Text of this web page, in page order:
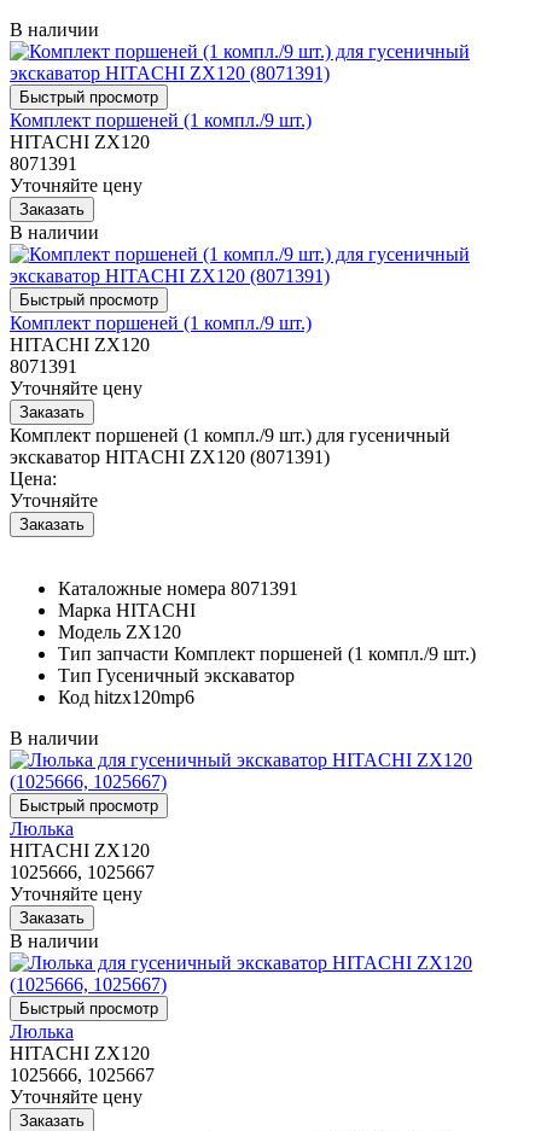
В наличии
Комплект поршеней (1 компл./9 шт.)
HITACHI ZX120
8071391
Уточняйте цену
В наличии
Комплект поршеней (1 компл./9 шт.)
HITACHI ZX120
8071391
Уточняйте цену
Комплект поршеней (1 компл./9 шт.) для гусеничный
экскаватор HITACHI ZX120 (8071391)
Цена:
Уточняйте
Каталожные номера 8071391
Марка HITACHI
Модель ZX120
Тип запчасти Комплект поршеней (1 компл./9 шт.)
Тип Гусеничный экскаватор
Код hitzx120mp6
В наличии
Люлька
HITACHI ZX120
1025666, 1025667
Уточняйте цену
В наличии
Люлька
HITACHI ZX120
1025666, 1025667
Уточняйте цену